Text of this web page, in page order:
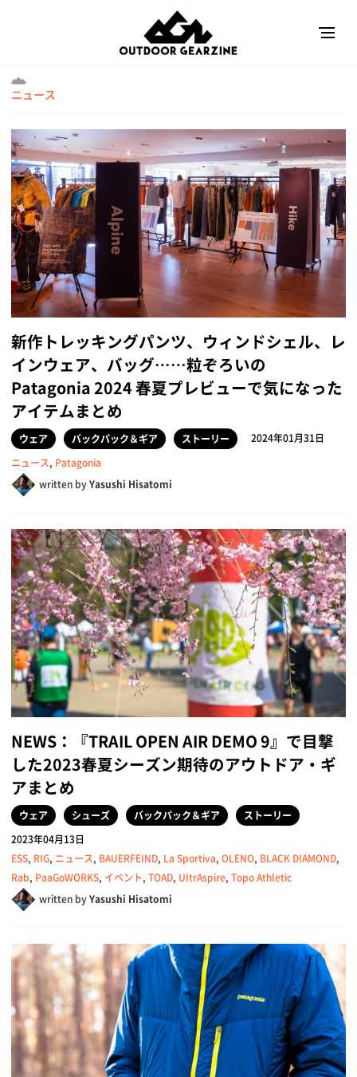
ニュース
新作トレッキングパンツ、ウィンドシェル、レ
インウェア、バッグ……粒ぞろいの
Patagonia 2024 春夏プレビューで気になった
アイテムまとめ
ウェア バックパック＆ギア ストーリー
2024年01月31日
ニュース, Patagonia
written byYasushi Hisatomi
NEWS：『TRAIL OPEN AIR DEMO 9』で目撃
した2023春夏シーズン期待のアウトドア・ギ
アまとめ
ウェア シューズ バックパック＆ギア
ストーリー
2023年04月13日
ESS, RIG, ニュース, BAUERFEIND, La Sportiva, OLENO, BLACK DIAMOND,
Rab, PaaGoWORKS, イベント, TOAD, UltrAspire, Topo Athletic
written byYasushi Hisatomi